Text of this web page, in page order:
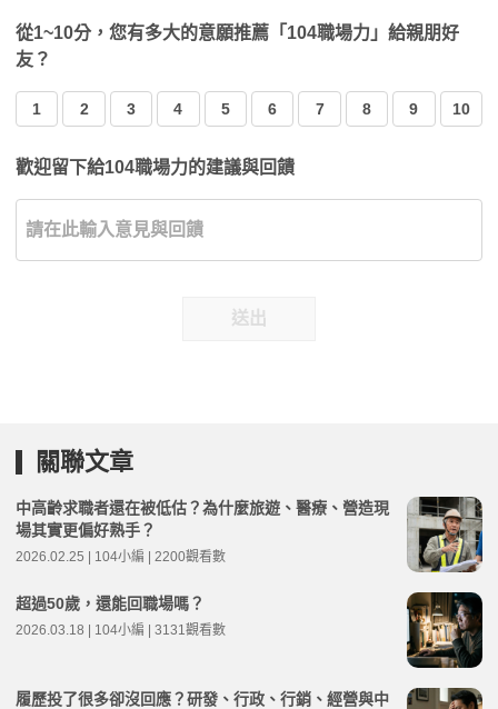
從1~10分，您有多大的意願推薦「104職場力」給親朋好
友？
1 2 3 4 5 6 7 8 9 10
歡迎留下給104職場力的建議與回饋
送出
關聯文章
中高齡求職者還在被低估？為什麼旅遊、醫療、營造現
場其實更偏好熟手？
2026.02.25 | 104小編 | 2200觀看數
超過50歲，還能回職場嗎？
2026.03.18 | 104小編 | 3131觀看數
履歷投了很多卻沒回應？研發、行政、行銷、經營與中